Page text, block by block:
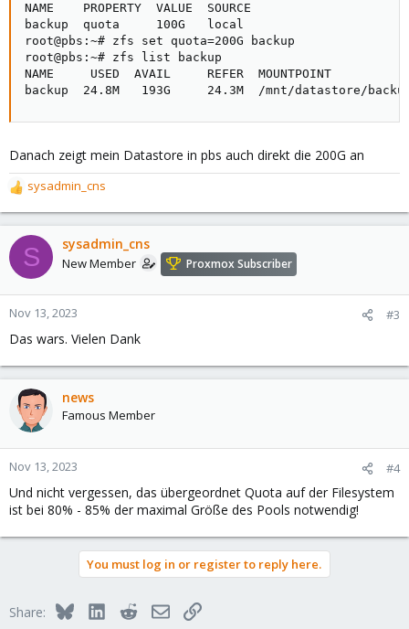
NAME    PROPERTY  VALUE  SOURCE
backup  quota     100G   local
root@pbs:~# zfs set quota=200G backup
root@pbs:~# zfs list backup
NAME     USED  AVAIL     REFER  MOUNTPOINT
backup  24.8M   193G     24.3M  /mnt/datastore/
Danach zeigt mein Datastore in pbs auch direkt die 200G an
R
e
a
c
t
o
n
:
sysadmin_cns
S sysadmin_cns
New Member Proxmox Subscriber
Nov 13, 2023 #3
Das wars. Vielen Dank
news
Famous Member
Nov 13, 2023 #4
Und nicht vergessen, das übergeordnet Quota auf der Filesystem
ist bei 80% - 85% der maximal Größe des Pools notwendig!
You must log in or register to reply here.
Share: BlueskyLinkedInRedditEmailLink